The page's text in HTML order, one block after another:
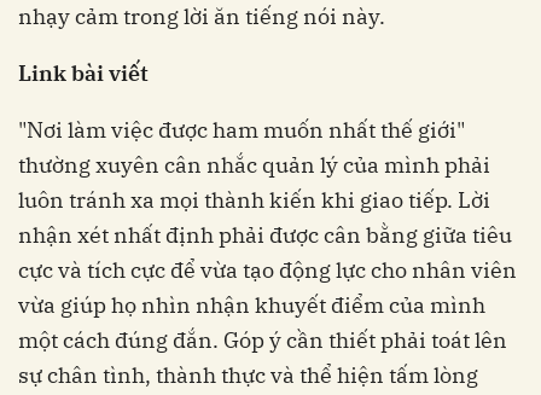
nhạy cảm trong lời ăn tiếng nói này.
Link bài viết
"Nơi làm việc được ham muốn nhất thế giới"
thường xuyên cân nhắc quản lý của mình phải
luôn tránh xa mọi thành kiến khi giao tiếp. Lời
nhận xét nhất định phải được cân bằng giữa tiêu
cực và tích cực để vừa tạo động lực cho nhân viên
vừa giúp họ nhìn nhận khuyết điểm của mình
một cách đúng đắn. Góp ý cần thiết phải toát lên
sự chân tình, thành thực và thể hiện tấm lòng